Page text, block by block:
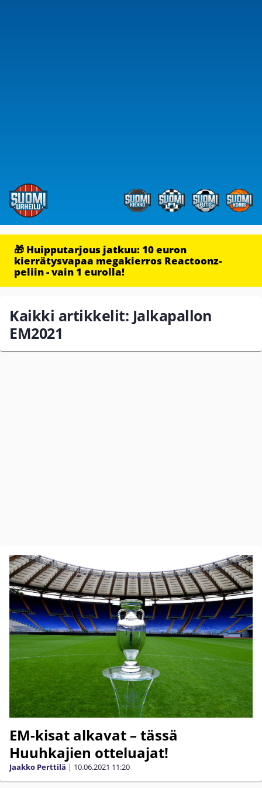
🎁 Huipputarjous jatkuu: 10 euron
kierrätysvapaa megakierros Reactoonz-
peliin - vain 1 eurolla!
Kaikki artikkelit: Jalkapallon
EM2021
EM-kisat alkavat – tässä
Huuhkajien otteluajat!
Jaakko Perttilä | 10.06.2021 11:20